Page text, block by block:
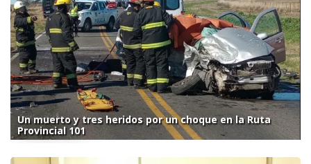
Un muerto y tres heridos por un choque en la Ruta
Provincial 101